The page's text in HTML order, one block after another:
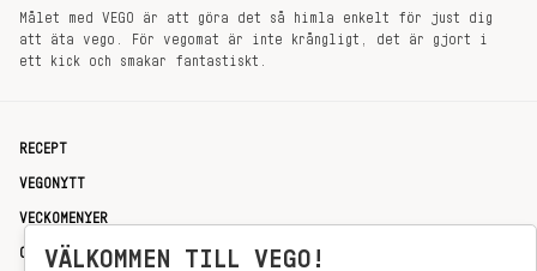
Målet med VEGO är att göra det så himla enkelt för just dig
att äta vego. För vegomat är inte krångligt, det är gjort i
ett kick och smakar fantastiskt.
RECEPT
VEGONYTT
VECKOMENYER
OM OSSVÄLKOMMEN TILL VEGO!